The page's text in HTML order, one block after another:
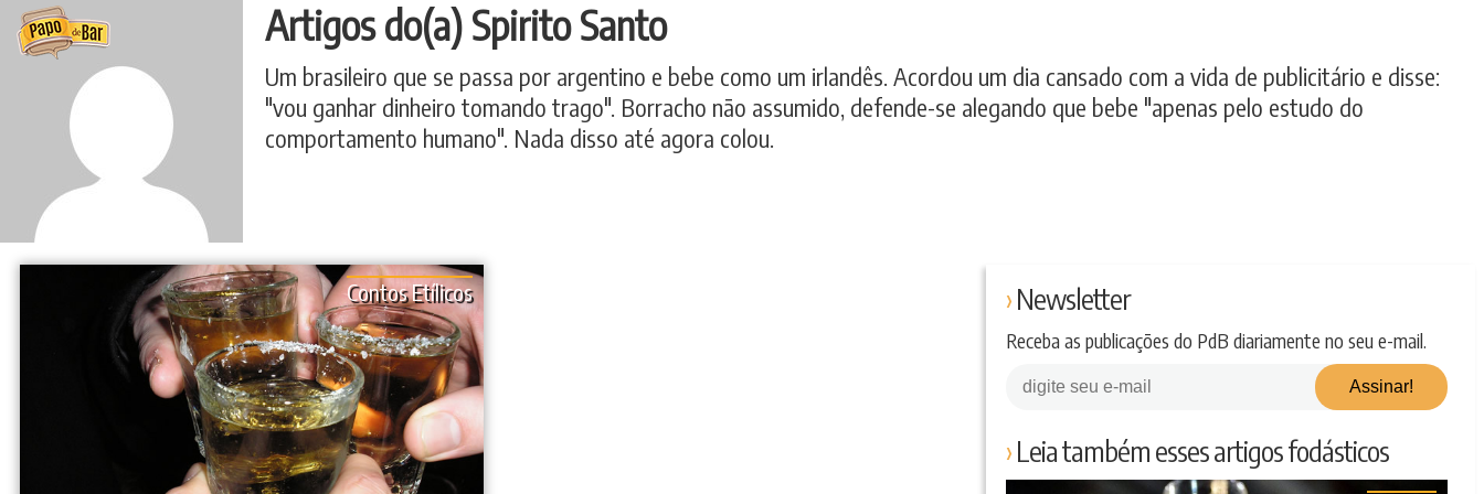
para
Artigos do(a) Spirito Santo
Um brasileiro que se passa por argentino e bebe como um irlandês. Acordou um dia cansado com a vida de publicitário e disse:
"vou ganhar dinheiro tomando trago". Borracho não assumido, defende-se alegando que bebe "apenas pelo estudo do
comportamento humano". Nada disso até agora colou.
Contos Etílicos Newsletter
Receba as publicações do PdB diariamente no seu e-mail.
Leia também esses artigos fodásticos